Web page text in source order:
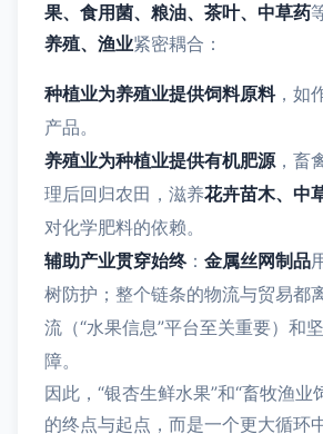
果、食用菌、粮油、茶叶、中草药
养殖、渔业紧密耦合：
种植业为养殖业提供饲料原料，如
产品。
养殖业为种植业提供有机肥源，畜
理后回归农田，滋养花卉苗木、中
对化学肥料的依赖。
辅助产业贯穿始终： 金属丝网制品
树防护；整个链条的物流与贸易都
流（“水果信息”平台至关重要）和
障。
因此，“银杏生鲜水果”和“畜牧渔业
的终点与起点，而是一个更大循环